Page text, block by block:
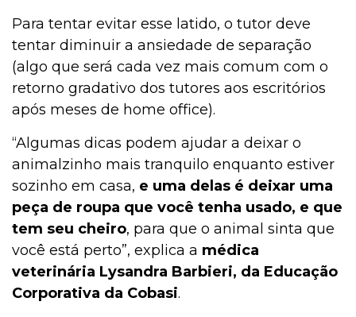
Para tentar evitar esse latido, o tutor deve
tentar diminuir a ansiedade de separação
(algo que será cada vez mais comum com o
retorno gradativo dos tutores aos escritórios
após meses de home office).
“Algumas dicas podem ajudar a deixar o
animalzinho mais tranquilo enquanto estiver
sozinho em casa, e uma delas é deixar uma
peça de roupa que você tenha usado, e que
tem seu cheiro, para que o animal sinta que
você está perto”, explica a médica
veterinária Lysandra Barbieri, da Educação
Corporativa da Cobasi.